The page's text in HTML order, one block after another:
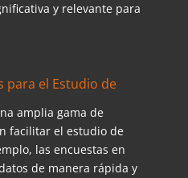
y relevante para
para el Estudio de
amplia gama de
facilitar el estudio de
las encuestas en
de manera rápida y